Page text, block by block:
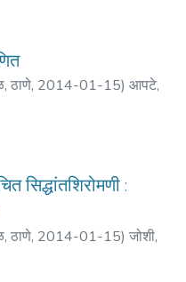
ठाणे, 2014-01-15) आपटे,
सिद्धांतशिरोमणी :
ठाणे, 2014-01-15) जोशी,